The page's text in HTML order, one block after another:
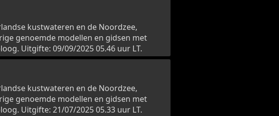
kustwateren en de Noordzee,
genoemde modellen en gidsen met
Uitgifte: 09/09/2025 05.46 uur LT.
kustwateren en de Noordzee,
genoemde modellen en gidsen met
Uitgifte: 21/07/2025 05.33 uur LT.